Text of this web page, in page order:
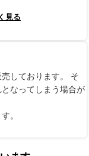
見る
しております。 そ
なってしまう場合が
。